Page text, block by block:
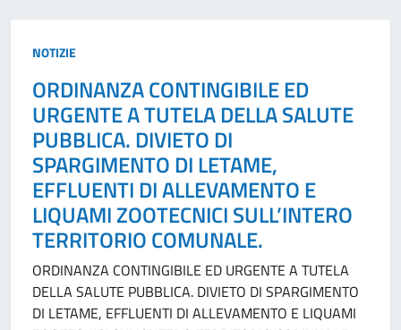
Tipo:
NOTIZIE
ORDINANZA CONTINGIBILE ED
URGENTE A TUTELA DELLA SALUTE
PUBBLICA. DIVIETO DI
SPARGIMENTO DI LETAME,
EFFLUENTI DI ALLEVAMENTO E
LIQUAMI ZOOTECNICI SULL’INTERO
TERRITORIO COMUNALE.
ORDINANZA CONTINGIBILE ED URGENTE A TUTELA
DELLA SALUTE PUBBLICA. DIVIETO DI SPARGIMENTO
DI LETAME, EFFLUENTI DI ALLEVAMENTO E LIQUAMI